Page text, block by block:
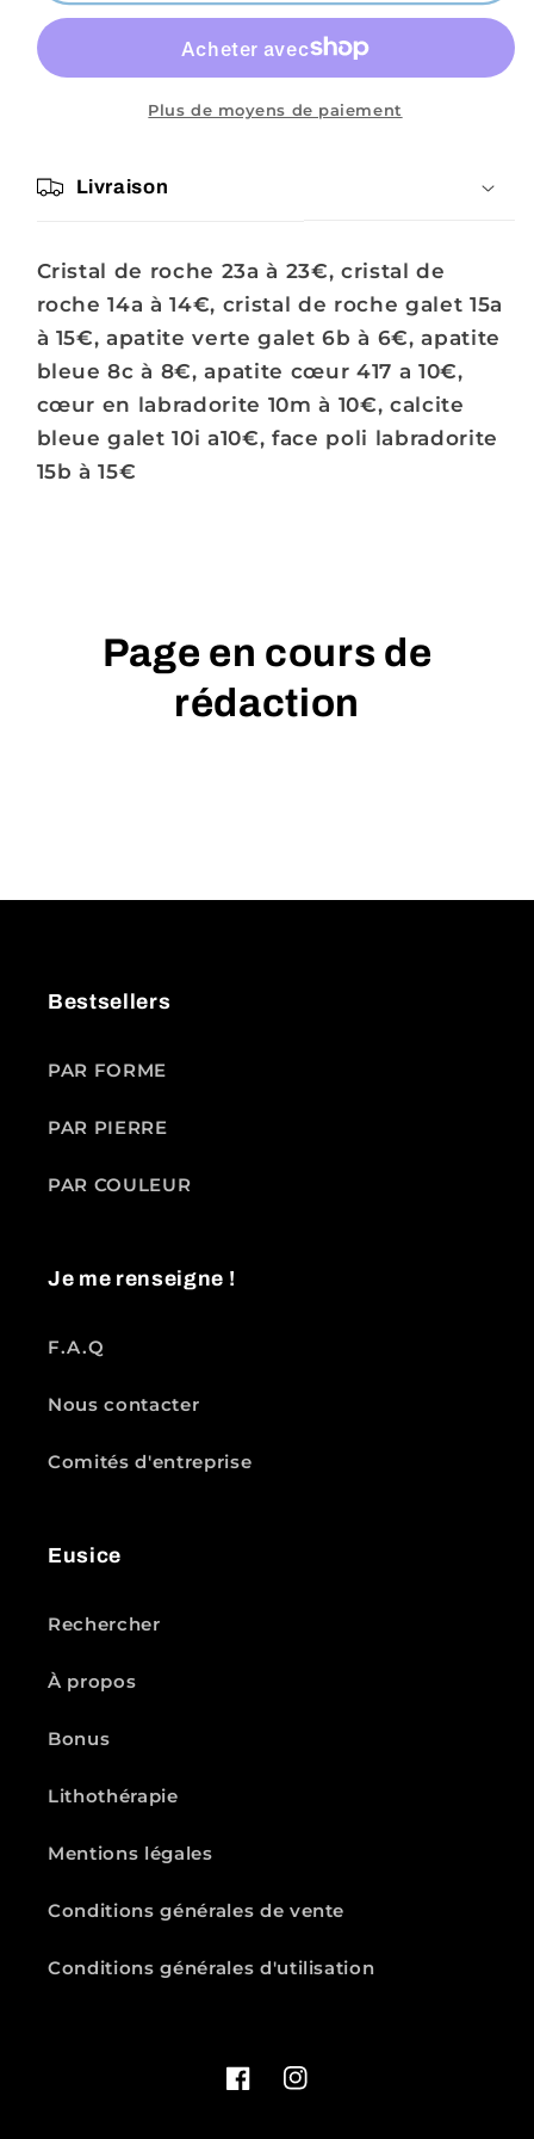
Chrystelle Chrystelle
Plus de moyens de paiement
Livraison
Cristal de roche 23a à 23€, cristal de
roche 14a à 14€, cristal de roche galet 15a
à 15€, apatite verte galet 6b à 6€, apatite
bleue 8c à 8€, apatite cœur 417 a 10€,
cœur en labradorite 10m à 10€, calcite
bleue galet 10i a10€, face poli labradorite
15b à 15€
Page en cours de
rédaction
Bestsellers
PAR FORME
PAR PIERRE
PAR COULEUR
Je me renseigne !
F.A.Q
Nous contacter
Comités d'entreprise
Eusice
Rechercher
À propos
Bonus
Lithothérapie
Mentions légales
Conditions générales de vente
Conditions générales d'utilisation
FacebookInstagram